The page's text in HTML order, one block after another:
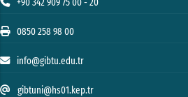
+90 342 909 75 00 - 20
0850 258 98 00
info@gibtu.edu.tr
gibtuni@hs01.kep.tr